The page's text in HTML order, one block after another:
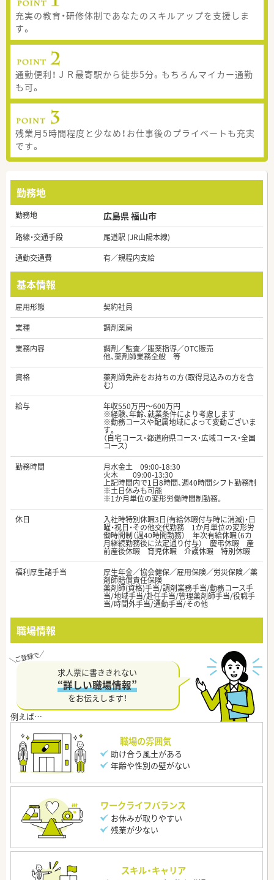
充実の教育・研修体制であなたのスキルアップを支援しま
す。
通勤便利！ＪＲ最寄駅から徒歩5分。もちろんマイカー通勤
も可。
残業月5時間程度と少なめ！お仕事後のプライベートも充実
です。
勤務地
勤務地 広島県 福山市
路線・交通手段
尾道駅 (JR山陽本線)
通勤交通費
有／規程内支給
基本情報
雇用形態
契約社員
業種
調剤薬局
業務内容
調剤／監査／服薬指導／OTC販売
他、薬剤師業務全般 等
資格
薬剤師免許をお持ちの方（取得見込みの方を含
む）
給与
年収550万円～600万円
※経験、年齢、就業条件により考慮します
※勤務コースや配属地域によって変動ございま
す。
（自宅コース・都道府県コース・広域コース・全国
コース）
勤務時間
月水金土 09:00-18:30
火木 09:00-13:30
上記時間内で1日8時間、週40時間シフト勤務制
※土日休みも可能
※1か月単位の変形労働時間制勤務。
休日
入社時特別休暇3日(有給休暇付与時に消滅)・日
曜・祝日・その他交代勤務 1か月単位の変形労
働時間制（週40時間勤務） 年次有給休暇（6カ
月継続勤務後に法定通り付与） 慶弔休暇 産
前産後休暇 育児休暇 介護休暇 特別休暇
福利厚生諸手当
厚生年金／協会健保／雇用保険／労災保険／薬
剤師賠償責任保険
薬剤師(資格)手当/調剤業務手当/勤務コース手
当/地域手当/赴任手当/管理薬剤師手当/役職手
当/時間外手当/通勤手当/その他
職場情報
求人票に書ききれない
“詳しい職場情報”
をお伝えします！
職場の雰囲気
助け合う風土がある
年齢や性別の壁がない
ワークライフバランス
お休みが取りやすい
残業が少ない
スキル・キャリア